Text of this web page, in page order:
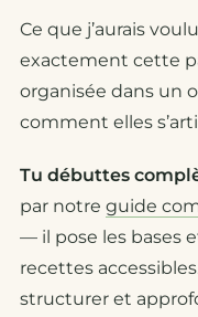
Ce que j’aurais
exactement cette
organisée dans un
comment elles
Tu débuttes
par notre guide
— il pose les bases
recettes
structurer et